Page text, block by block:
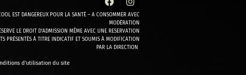
EST DANGEREUX POUR LA SANTÉ – A CONSOMMER AVEC
MODÉRATION
LE DROIT D’ADMISSION MÊME AVEC UNE RESERVATION
PRÉSENTÉS À TITRE INDICATIF ET SOUMIS À MODIFICATION
PAR LA DIRECTION
d'utilisation du site